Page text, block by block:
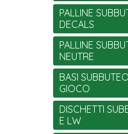
PALLINE
DECALS
PALLINE
NEUTRE
BASI
GIOCO
DISCHETTI
E LW